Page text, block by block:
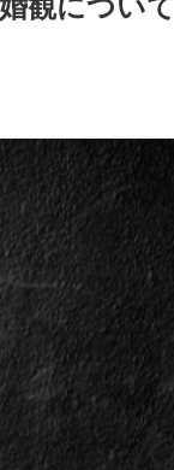
観について